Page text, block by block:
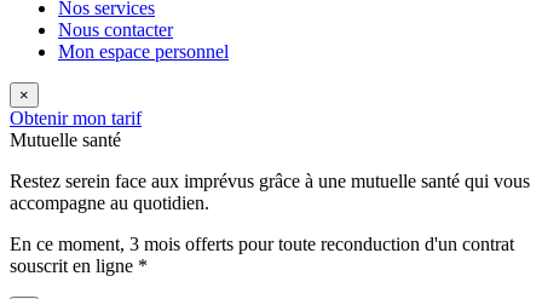
Nos services
Nous contacter
Mon espace personnel
×
Obtenir mon tarif
Mutuelle santé
Restez serein face aux imprévus grâce à une mutuelle santé qui vous
accompagne au quotidien.
En ce moment, 3 mois offerts pour toute reconduction d'un contrat
souscrit en ligne *